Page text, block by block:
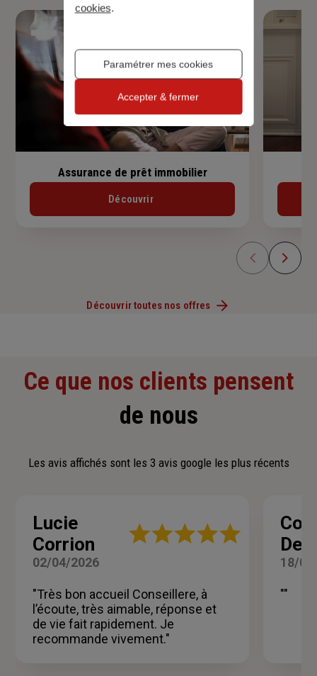
Assurance de prêt immobilier
Découvrir
Découvrir toutes nos offres
Ce que nos clients pensent
de nous
Les avis affichés sont les 3 avis google les plus récents
Lucie
Corrion
Note
étoiles
02/04/2026
"Très bon accueil Conseillere, à
l’écoute, très aimable, réponse et
de vie fait rapidement. Je
recommande vivement."
18/
""
cookies.
Paramétrer mes cookies
Accepter & fermer